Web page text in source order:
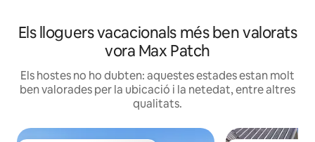
Els lloguers vacacionals més ben valorats
vora Max Patch
Els hostes no ho dubten: aquestes estades estan molt
ben valorades per la ubicació i la netedat, entre altres
qualitats.